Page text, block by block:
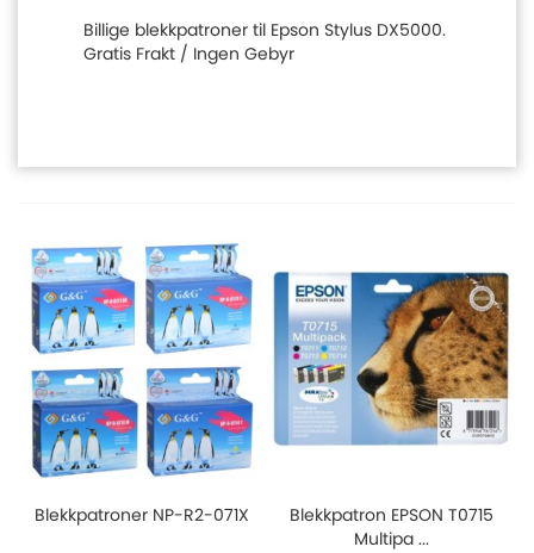
Billige blekkpatroner til Epson Stylus DX5000.
Gratis Frakt / Ingen Gebyr
Blekkpatroner NP-R2-071X
Blekkpatron EPSON T0715
Multipa ...